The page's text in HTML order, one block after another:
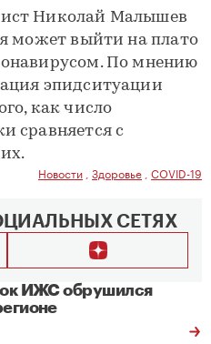
Николай Малышев
может выйти на плато
По мнению
эпидситуации
как число
сравняется с
Новости Здоровье COVID-19
СЕТЯХ
ИЖС обрушился